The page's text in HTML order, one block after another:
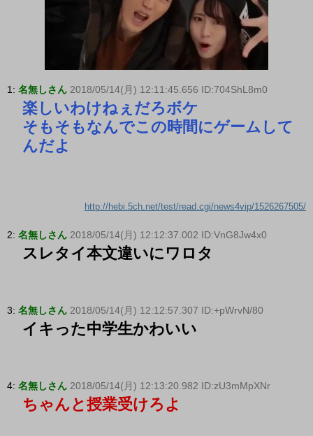
1: 名無しさん 2018/05/14(月) 12:11:45.656 ID:704ShL8m0
楽しいわけねぇだろボケ
そもそもなんでこの時間にゲームして
んだよ
http://hebi.5ch.net/test/read.cgi/news4vip/1526267505/
2: 名無しさん 2018/05/14(月) 12:12:37.002 ID:VnG8Jw4x0
スレタイ本文違いにワロタ
3: 名無しさん 2018/05/14(月) 12:12:57.307 ID:+pWrvN/80
イキった中学生かわいい
4: 名無しさん 2018/05/14(月) 12:13:20.982 ID:zU3mMpXNr
ちゃんと授業受けろよ